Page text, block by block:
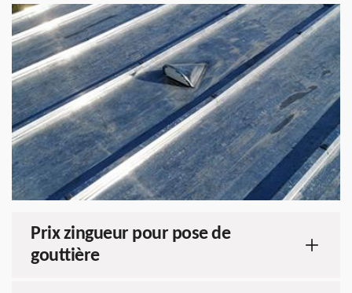
Prix zingueur pour pose de
gouttière